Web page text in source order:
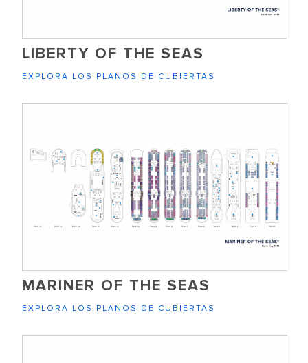
LIBERTY OF THE SEAS
EXPLORA LOS PLANOS DE CUBIERTAS
MARINER OF THE SEAS
EXPLORA LOS PLANOS DE CUBIERTAS